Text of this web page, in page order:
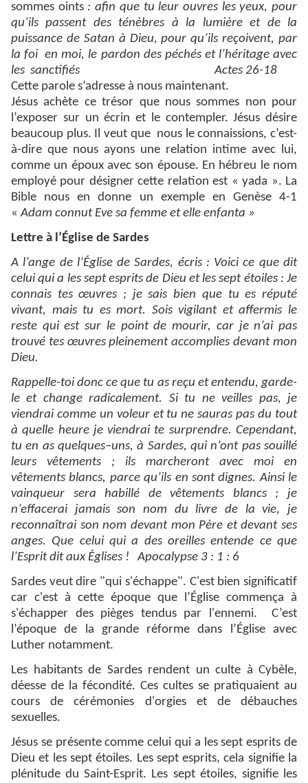
sommes oints: afin que tu leur ouvres les yeux, pour
qu’ils passent des ténèbres à la lumière et de la
puissance de Satan à Dieu, pour qu’ils reçoivent, par
la foi en moi, le pardon des péchés et l’héritage avec
les sanctifiés
Actes 26-18
Cette parole s’adresse à nous maintenant.
Jésus achète ce trésor que nous sommes non pour
l’exposer sur un écrin et le contempler. Jésus désire
beaucoup plus. Il veut que nous le connaissions, c’est-
à-dire que nous ayons une relation intime avec lui,
comme un époux avec son épouse. En hébreu le nom
employé pour désigner cette relation est « yada ». La
Bible nous en donne un exemple en Genèse 4-1
«Adam connut Eve sa femme et elle enfanta »
Lettre à l’Église de Sardes
A l’ange de l’Église de Sardes, écris : Voici ce que dit
celui qui a les sept esprits de Dieu et les sept étoiles : Je
connais tes œuvres ; je sais bien que tu es réputé
vivant, mais tu es mort. Sois vigilant et affermis le
reste qui est sur le point de mourir, car je n’ai pas
trouvé tes œuvres pleinement accomplies devant mon
Dieu.
Rappelle-toi donc ce que tu as reçu et entendu, garde-
le et change radicalement. Si tu ne veilles pas, je
viendrai comme un voleur et tu ne sauras pas du tout
à quelle heure je viendrai te surprendre. Cependant,
tu en as quelques–uns, à Sardes, qui n’ont pas souillé
leurs vêtements ; ils marcheront avec moi en
vêtements blancs, parce qu’ils en sont dignes. Ainsi le
vainqueur sera habillé de vêtements blancs ; je
n’effacerai jamais son nom du livre de la vie, je
reconnaîtrai son nom devant mon Père et devant ses
anges. Que celui qui a des oreilles entende ce que
l’Esprit dit aux Églises ! Apocalypse 3 : 1 : 6
Sardes veut dire "qui s'échappe". C'est bien significatif
car c'est à cette époque que l’Église commença à
s'échapper des pièges tendus par l'ennemi. C’est
l’époque de la grande réforme dans l’Église avec
Luther notamment.
Les habitants de Sardes rendent un culte à Cybèle,
déesse de la fécondité. Ces cultes se pratiquaient au
cours de cérémonies d'orgies et de débauches
sexuelles.
Jésus se présente comme celui qui a les sept esprits de
Dieu et les sept étoiles. Les sept esprits, cela signifie la
plénitude du Saint-Esprit. Les sept étoiles, signifie les